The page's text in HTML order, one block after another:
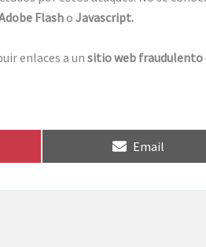
Flasho Javascript.
enlaces a un sitio web fraudulento
Compartir
Email